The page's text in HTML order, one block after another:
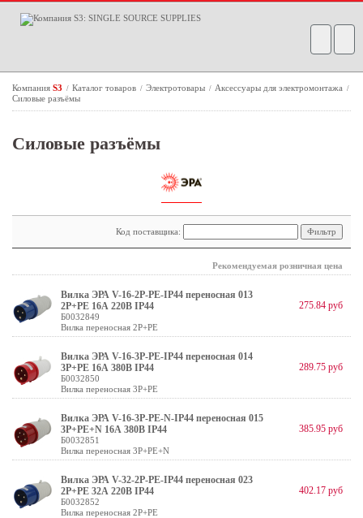
Компания S3 / Каталог товаров / Электротовары / Аксессуары для электромонтажа /
Силовые разъёмы
Силовые разъёмы
Код поставщика:
Рекомендуемая розничная цена
Вилка ЭРА V-16-2P-PE-IP44 переносная 013
2Р+РЕ 16А 220В IP44
Б0032849
Вилка переносная 2P+PE
275.84 руб
Вилка ЭРА V-16-3P-PE-IP44 переносная 014
3Р+РЕ 16А 380В IP44
Б0032850
Вилка переносная 3P+PE
289.75 руб
Вилка ЭРА V-16-3P-PE-N-IP44 переносная 015
3Р+РЕ+N 16А 380В IP44
Б0032851
Вилка переносная 3P+PE+N
385.95 руб
Вилка ЭРА V-32-2P-PE-IP44 переносная 023
2Р+РЕ 32А 220В IP44
Б0032852
Вилка переносная 2P+PE
402.17 руб